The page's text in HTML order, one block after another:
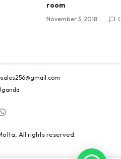
room
November 3, 2018
All rights reserved.